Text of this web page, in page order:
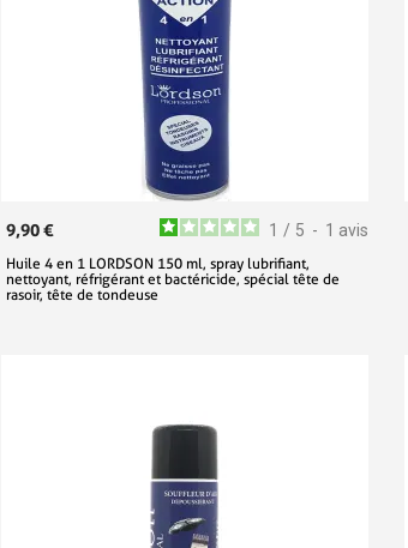
1 / 5 - 1 avis
9,90 €
Huile 4 en 1 LORDSON 150 ml, spray lubrifiant,
nettoyant, réfrigérant et bactéricide, spécial tête de
rasoir, tête de tondeuse